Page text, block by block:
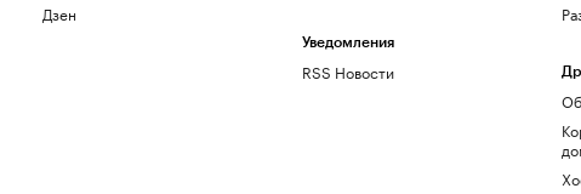
Дзен
Уведомления
RSS Новости